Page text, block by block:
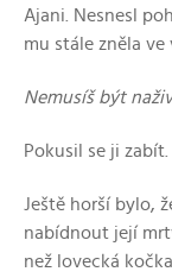
Ajani. Nesnesl
mu stále zněla ve
Nemusíš být
Pokusil se ji zabít.
Ještě horší bylo,
nabídnout její
než lovecká